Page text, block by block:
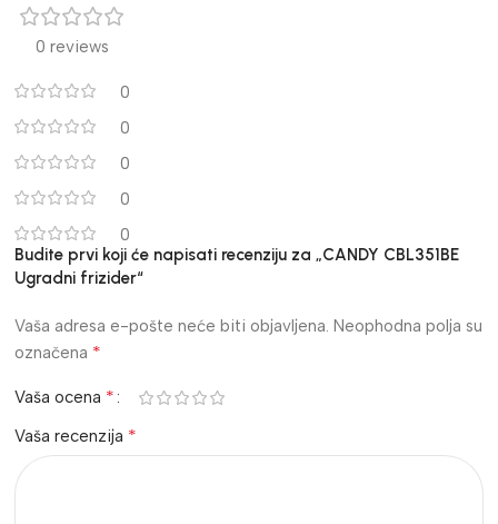
0 reviews
0
0
0
0
0
Budite prvi koji će napisati recenziju za „CANDY CBL351BE
Ugradni frizider“
Vaša adresa e-pošte neće biti objavljena. Neophodna polja su
označena *
Vaša ocena *
Vaša recenzija *